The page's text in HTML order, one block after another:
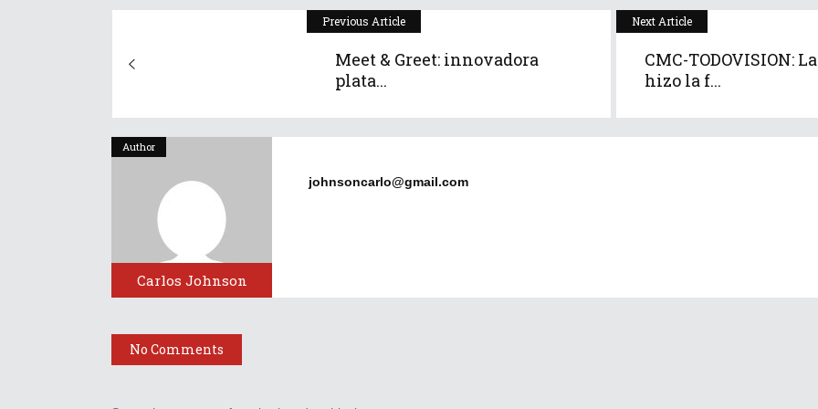
Previous Article
Meet & Greet: innovadora
plata...
Next Article
CMC-TODOVISION:
hizo la f...
Author
Carlos Johnson
johnsoncarlo@gmail.com
No Comments